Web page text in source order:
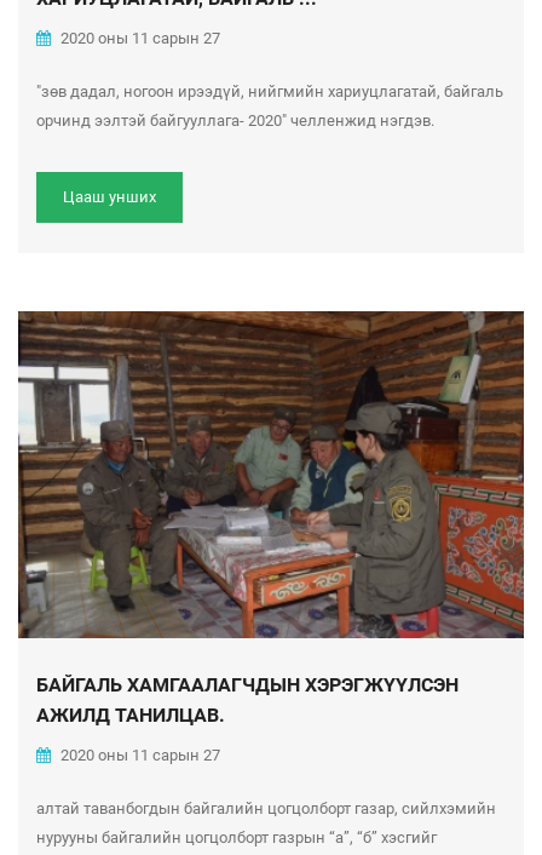
2020 оны 11 сарын 27
"зөв дадал, ногоон ирээдүй, нийгмийн хариуцлагатай, байгаль
орчинд ээлтэй байгууллага- 2020" челленжид нэгдэв.
Цааш унших
БАЙГАЛЬ ХАМГААЛАГЧДЫН ХЭРЭГЖҮҮЛСЭН
АЖИЛД ТАНИЛЦАВ.
2020 оны 11 сарын 27
алтай таванбогдын байгалийн цогцолборт газар, сийлхэмийн
нурууны байгалийн цогцолборт газрын “а”, “б” хэсгийг